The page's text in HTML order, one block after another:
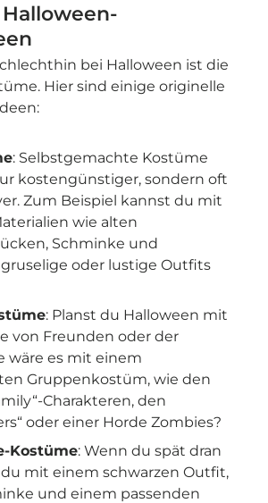
Halloween-
bei Halloween ist die
Hier sind einige originelle
: Selbstgemachte Kostüme
kostengünstiger, sondern oft
Zum Beispiel kannst du mit
wie alten
Schminke und
gruselige oder lustige Outfits
: Planst du Halloween mit
von Freunden oder der
wäre es mit einem
Gruppenkostüm, wie den
Charakteren, den
oder einer Horde Zombies?
Kostüme: Wenn du spät dran
mit einem schwarzen Outfit,
und einem passenden